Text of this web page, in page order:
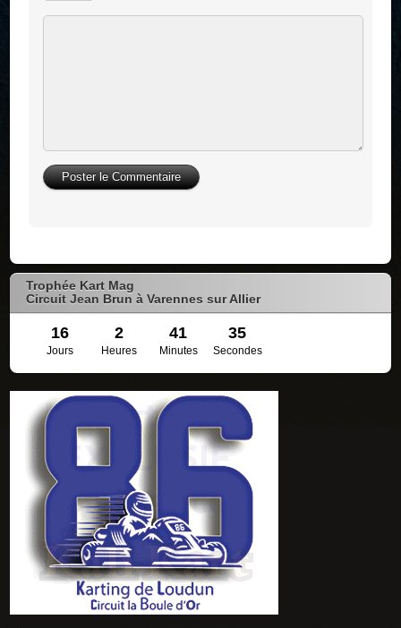
Trophée Kart Mag
Circuit Jean Brun à Varennes sur Allier
16 2 41 35
Jours Heures Minutes Secondes